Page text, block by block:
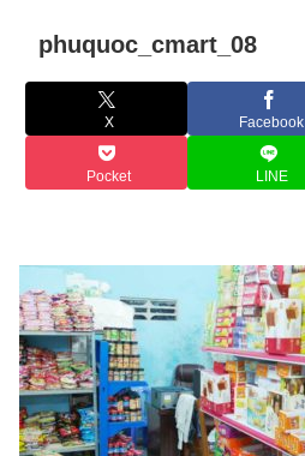
phuquoc_cmart_08
X Facebook
Pocket LINE